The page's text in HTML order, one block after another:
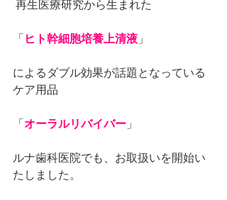
再生医療研究から生まれた
「ヒト幹細胞培養上清液 」
によるダブル効果が話題となっている
ケア用品
「オーラルリバイバー 」
ルナ歯科医院でも、お取扱いを開始い
たしました。